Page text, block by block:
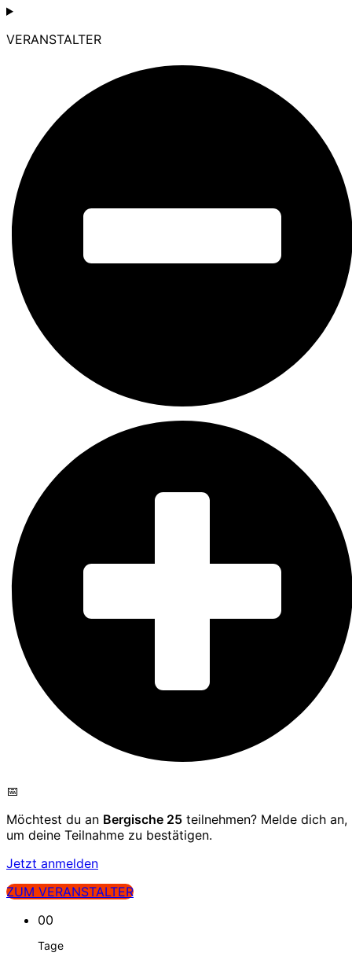
VERANSTALTER
📅
Möchtest du an Bergische 25 teilnehmen? Melde dich an,
um deine Teilnahme zu bestätigen.
Jetzt anmelden
ZUM VERANSTALTER
00
Tage